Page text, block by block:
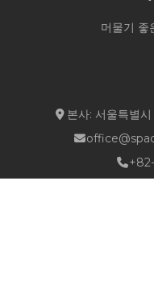
머물기 좋
본사: 서울특별